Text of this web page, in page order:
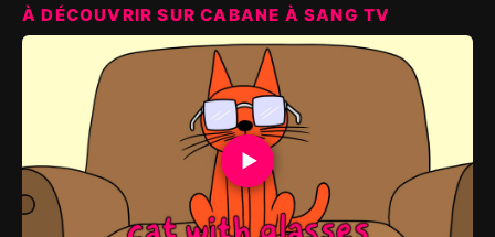
À DÉCOUVRIR SUR CABANE À SANG TV
▶